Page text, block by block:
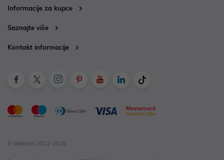
Informacije za kupce
Saznajte više
Kontakt informacije
© Mikronis 2012-2026